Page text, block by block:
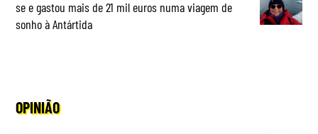
se e gastou mais de 21 mil euros numa viagem de
sonho à Antártida
OPINIÃO